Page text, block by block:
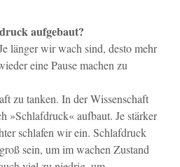
aufgebaut?
länger wir wach sind, desto mehr
eine Pause machen zu
zu tanken. In der Wissenschaft
»Schlafdruck« aufbaut. Je stärker
schlafen wir ein. Schlafdruck
sein, um im wachen Zustand